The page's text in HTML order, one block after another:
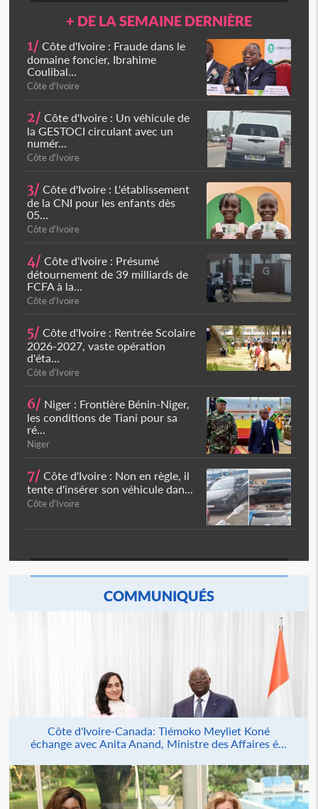
+ DE LA SEMAINE DERNIÈRE
1/ Côte d'Ivoire : Fraude dans le
domaine foncier, Ibrahime
Coulibal...
Côte d'Ivoire
2/ Côte d'Ivoire : Un véhicule de
la GESTOCI circulant avec un
numér...
Côte d'Ivoire
3/ Côte d'Ivoire : L'établissement
de la CNI pour les enfants dès
05...
Côte d'Ivoire
4/ Côte d'Ivoire : Présumé
détournement de 39 milliards de
FCFA à la...
Côte d'Ivoire
5/ Côte d'Ivoire : Rentrée Scolaire
2026-2027, vaste opération
d'éta...
Côte d'Ivoire
6/ Niger : Frontière Bénin-Niger,
les conditions de Tiani pour sa
ré...
Niger
7/ Côte d'Ivoire : Non en règle, il
tente d'insérer son véhicule dan...
Côte d'Ivoire
COMMUNIQUÉS
Côte d'Ivoire-Canada: Tiémoko Meyliet Koné
échange avec Anita Anand, Ministre des Affaires é...